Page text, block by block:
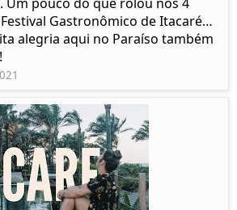
Gastronômico de Itacaré…
alegria aqui no Paraíso também